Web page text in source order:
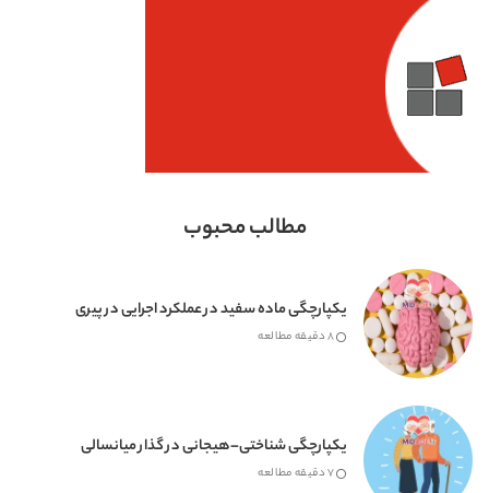
مطالب محبوب
یکپارچگی ماده سفید در عملکرد اجرایی در پیری
8 دقیقه مطالعه
یکپارچگی شناختی–هیجانی در گذار میانسالی
7 دقیقه مطالعه